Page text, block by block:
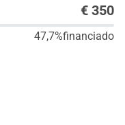
€ 350
47,7%financiado